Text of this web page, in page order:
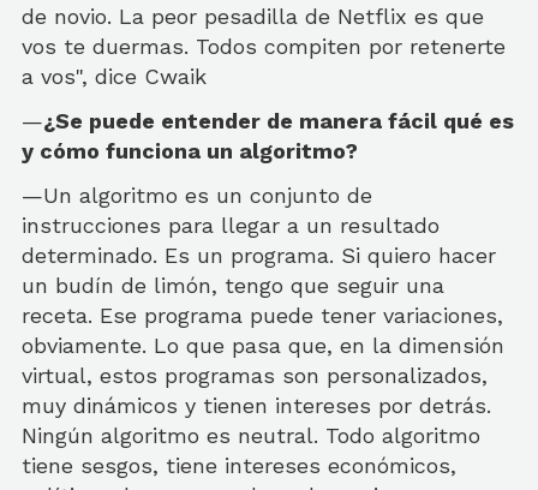
de novio. La peor pesadilla de Netflix es que
vos te duermas. Todos compiten por retenerte
a vos", dice Cwaik
—¿Se puede entender de manera fácil qué es
y cómo funciona un algoritmo?
—Un algoritmo es un conjunto de
instrucciones para llegar a un resultado
determinado. Es un programa. Si quiero hacer
un budín de limón, tengo que seguir una
receta. Ese programa puede tener variaciones,
obviamente. Lo que pasa que, en la dimensión
virtual, estos programas son personalizados,
muy dinámicos y tienen intereses por detrás.
Ningún algoritmo es neutral. Todo algoritmo
tiene sesgos, tiene intereses económicos,